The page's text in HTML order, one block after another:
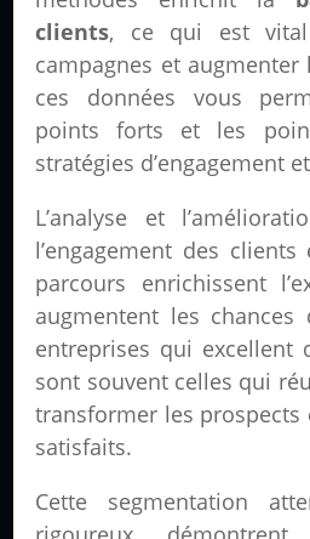
clients, ce qui est
campagnes et augmenter
ces données vous
points forts et les
stratégies d’engagement
L’analyse et
l’engagement des
parcours enrichissent
augmentent les chances
entreprises qui excellent
sont souvent celles qui
transformer les
satisfaits.
Cette segmentation